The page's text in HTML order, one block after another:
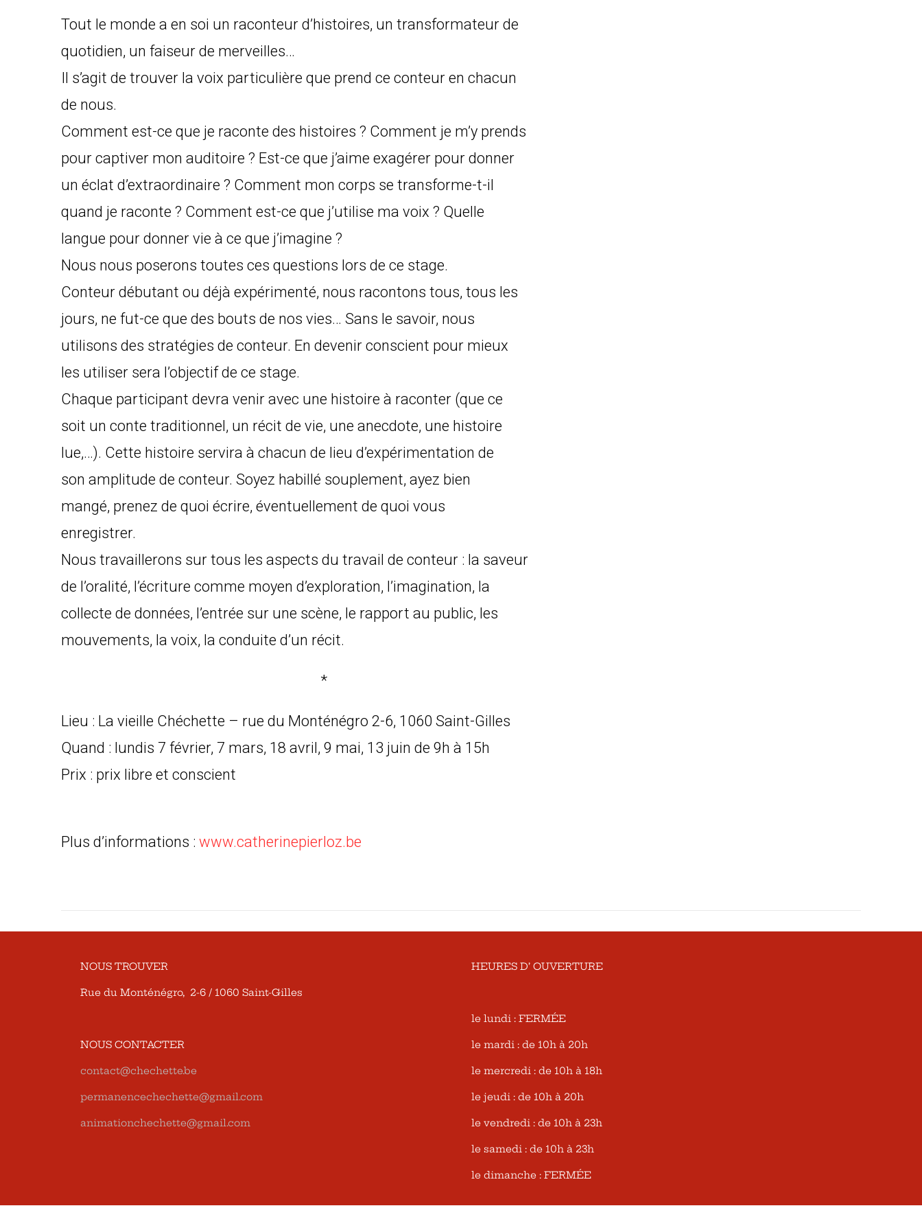
Tout le monde a en soi un raconteur d’histoires, un transformateur de
quotidien, un faiseur de merveilles…
Il s’agit de trouver la voix particulière que prend ce conteur en chacun
de nous.
Comment est-ce que je raconte des histoires ? Comment je m’y prends
pour captiver mon auditoire ? Est-ce que j’aime exagérer pour donner
un éclat d’extraordinaire ? Comment mon corps se transforme-t-il
quand je raconte ? Comment est-ce que j’utilise ma voix ? Quelle
langue pour donner vie à ce que j’imagine ?
Nous nous poserons toutes ces questions lors de ce stage.
Conteur débutant ou déjà expérimenté, nous racontons tous, tous les
jours, ne fut-ce que des bouts de nos vies… Sans le savoir, nous
utilisons des stratégies de conteur. En devenir conscient pour mieux
les utiliser sera l’objectif de ce stage.
Chaque participant devra venir avec une histoire à raconter (que ce
soit un conte traditionnel, un récit de vie, une anecdote, une histoire
lue,…). Cette histoire servira à chacun de lieu d’expérimentation de
son amplitude de conteur. Soyez habillé souplement, ayez bien
mangé, prenez de quoi écrire, éventuellement de quoi vous
enregistrer.
Nous travaillerons sur tous les aspects du travail de conteur : la saveur
de l’oralité, l’écriture comme moyen d’exploration, l’imagination, la
collecte de données, l’entrée sur une scène, le rapport au public, les
mouvements, la voix, la conduite d’un récit.
*
Lieu : La vieille Chéchette – rue du Monténégro 2-6, 1060 Saint-Gilles
Quand : lundis 7 février, 7 mars, 18 avril, 9 mai, 13 juin de 9h à 15h
Prix : prix libre et conscient
Plus d’informations : www.catherinepierloz.be
NOUS TROUVER
Rue du Monténégro, 2-6 / 1060 Saint-Gilles
NOUS CONTACTER
contact@chechette.be
permanencechechette@gmail.com
animationchechette@gmail.com
HEURES D’ OUVERTURE
le lundi : FERMÉE
le mardi : de 10h à 20h
le mercredi : de 10h à 18h
le jeudi : de 10h à 20h
le vendredi : de 10h à 23h
le samedi : de 10h à 23h
le dimanche : FERMÉE